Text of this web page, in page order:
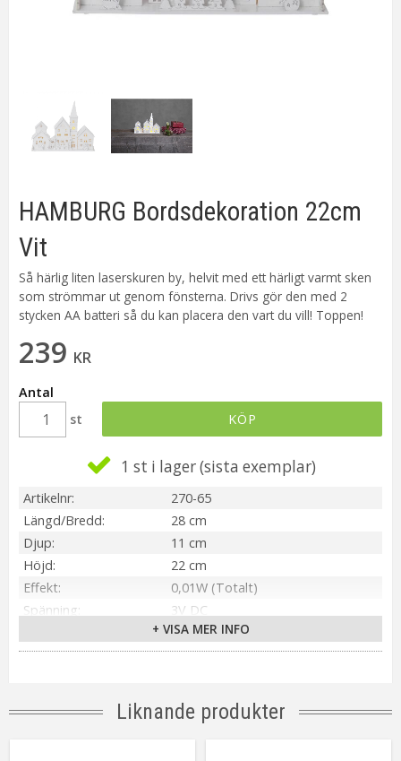
HAMBURG Bordsdekoration 22cm
Vit
Så härlig liten laserskuren by, helvit med ett härligt varmt sken
som strömmar ut genom fönsterna. Drivs gör den med 2
stycken AA batteri så du kan placera den vart du vill! Toppen!
239 KR
Antal
st
KÖP
1 st i lager
Artikelnr
270-65
Längd/Bredd
28 cm
Djup
11 cm
Höjd
22 cm
Effekt
0,01W (Totalt)
Spänning
3V DC
IP20
Material / Färg
Vit
Ej utbytbar ljuskälla
Varmvit
+ VISA MER INFO
Liknande produkter